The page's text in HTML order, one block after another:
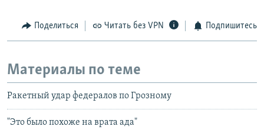
Поделиться Читать без VPN Подпишитесь
Материалы по теме
Ракетный удар федералов по Грозному
"Это было похоже на врата ада"